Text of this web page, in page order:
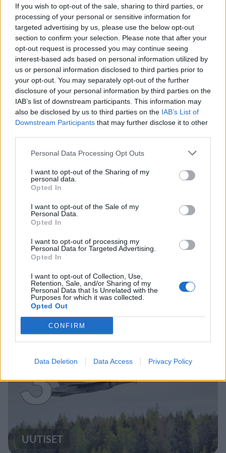
If you wish to opt-out of the sale, sharing to third parties, or
processing of your personal or sensitive information for
targeted advertising by us, please use the below opt-out
section to confirm your selection. Please note that after your
opt-out request is processed you may continue seeing
interest-based ads based on personal information utilized by
us or personal information disclosed to third parties prior to
your opt-out. You may separately opt-out of the further
disclosure of your personal information by third parties on the
IAB’s list of downstream participants. This information may
also be disclosed by us to third parties on the IAB’s List of
Downstream Participants that may further disclose it to other
Personal Data Processing Opt Outs
I want to opt-out of the Sharing of my
personal data.
Opted In
I want to opt-out of the Sale of my
Personal Data.
Opted In
I want to opt-out of processing my
Personal Data for Targeted Advertising.
Opted In
I want to opt-out of Collection, Use,
Retention, Sale, and/or Sharing of my
Personal Data that Is Unrelated with the
Purposes for which it was collected.
Opted Out
CONFIRM
Data Deletion Data Access Privacy Policy
1
MATKAILU
Maailman eniten matkustaneet
valitsivat suosikkikohteensa –
yllättävä voittaja
2
Kela voi leikata tukia
ulkomaanmatkan vuoksi
3
UUTISET